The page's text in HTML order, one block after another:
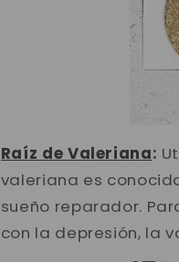
Raíz de Valeriana:
valeriana es
sueño reparador.
con la depresión, la